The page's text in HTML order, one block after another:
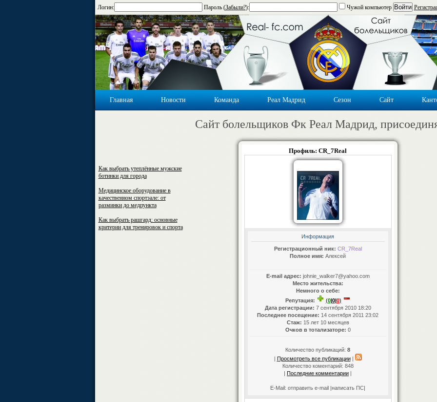
Логин: Пароль (Забыли?): Чужой компьютер Войти
Главная Новости Команда Реал Мадрид Сезон Сайт
Cайт болельщиков Фк Реал Мадрид,
Как выбрать утеплённые мужские
ботинки для города
Медицинское оборудование в
качественном спортзале: от
разминки до медпункта
Как выбрать рашгард: основные
критерии для тренировок и спорта
Профиль: CR_7Real
Информация
Регистрационный ник: CR_7Real
Полное имя: Алексей
E-mail адрес: johnie_walker7@yahoo.com
Место жительства:
Немного о себе:
Репутация:
(0|0|0)
Дата регистрации: 7 сентября 2010 18:20
Последнее посещение: 14 сентября 2011 23:02
Стаж: 15 лет 10 месяцев
Очков в тотализаторе: 0
Количество публикаций: 8
| Просмотреть все публикации|
Количество коментарий: 848
| Последние комментарии |
E-Mail: отправить e-mail |написать ПС|